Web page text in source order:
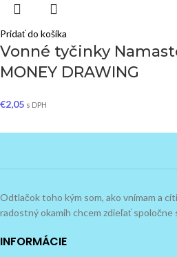
Pridať do košíka
Vonné tyčinky
MONEY DRAWING
€2,05 s DPH
Odtlačok toho kým som, ako vnímam a
radostný okamih chcem zdieľať spoločne
INFORMÁCIE